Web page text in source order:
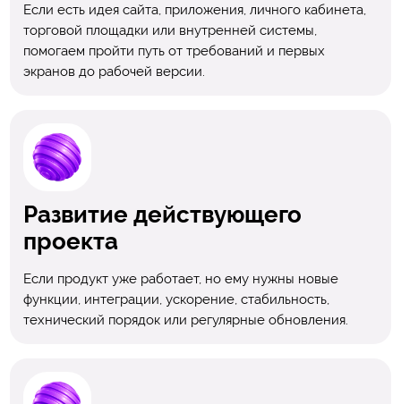
Если есть идея сайта, приложения, личного кабинета,
торговой площадки или внутренней системы,
помогаем пройти путь от требований и первых
экранов до рабочей версии.
Развитие действующего
проекта
Если продукт уже работает, но ему нужны новые
функции, интеграции, ускорение, стабильность,
технический порядок или регулярные обновления.